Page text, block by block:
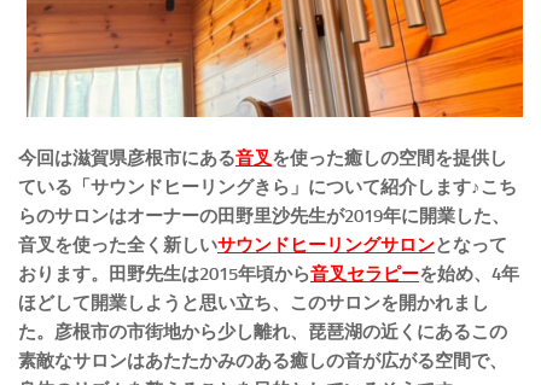
今回は滋賀県彦根市にある音叉を使った癒しの空間を提供し
ている「サウンドヒーリングきら」について紹介します♪こち
らのサロンはオーナーの田野里沙先生が2019年に開業した、
音叉を使った全く新しいサウンドヒーリングサロンとなって
おります。田野先生は2015年頃から音叉セラピーを始め、4年
ほどして開業しようと思い立ち、このサロンを開かれまし
た。彦根市の市街地から少し離れ、琵琶湖の近くにあるこの
素敵なサロンはあたたかみのある癒しの音が広がる空間で、